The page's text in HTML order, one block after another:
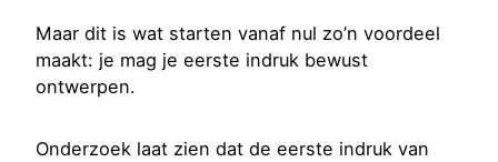
Maar dit is wat starten vanaf nul zo’n voordeel
maakt: je mag je eerste indruk bewust
ontwerpen.
Onderzoek laat zien dat de eerste indruk van